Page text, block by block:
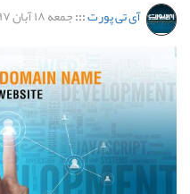
آی تی پورت:::جمعه ۱۸ آبان ۹۷